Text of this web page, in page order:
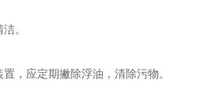
。
，应定期撇除浮油，清除污物。